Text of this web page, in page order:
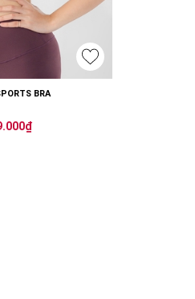
BRA